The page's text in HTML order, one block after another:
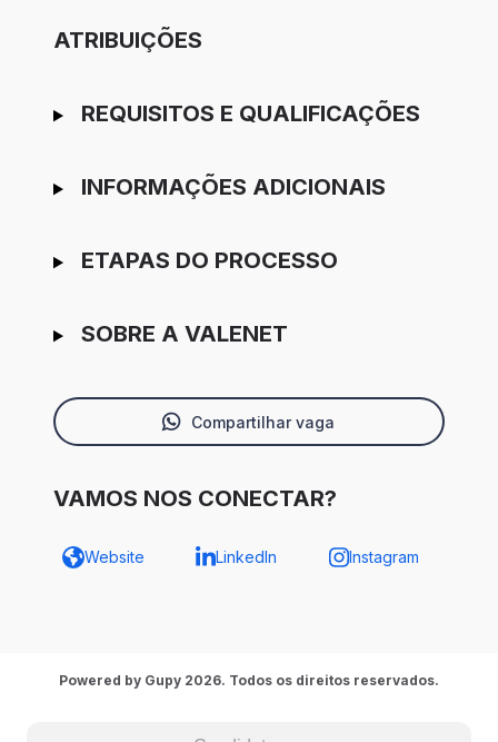
ATRIBUIÇÕES
REQUISITOS E QUALIFICAÇÕES
INFORMAÇÕES ADICIONAIS
ETAPAS DO PROCESSO
SOBRE A VALENET
Compartilhar vaga
VAMOS NOS CONECTAR?
Website LinkedIn Instagram
Powered by Gupy 2026. Todos os direitos reservados.